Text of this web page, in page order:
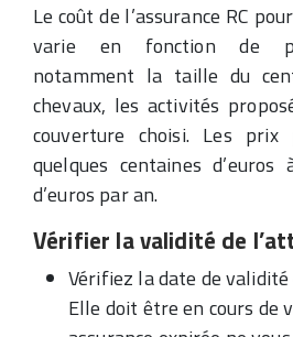
Le coût de l’assurance RC
varie en fonction de
notamment la taille du
chevaux, les activités
couverture choisi. Les
quelques centaines
d’euros par an.
Vérifier la validité de
Vérifiez la date de
Elle doit être en cours de